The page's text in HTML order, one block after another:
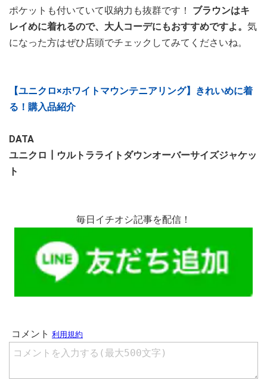
ポケットも付いていて収納力も抜群です！ ブラウンはキ
レイめに着れるので、大人コーデにもおすすめですよ。 気
になった方はぜひ店頭でチェックしてみてくださいね。
【ユニクロ×ホワイトマウンテニアリング】きれいめに着
る！購入品紹介
DATA
ユニクロ┃ウルトラライトダウンオーバーサイズジャケッ
ト
毎日イチオシ記事を配信！